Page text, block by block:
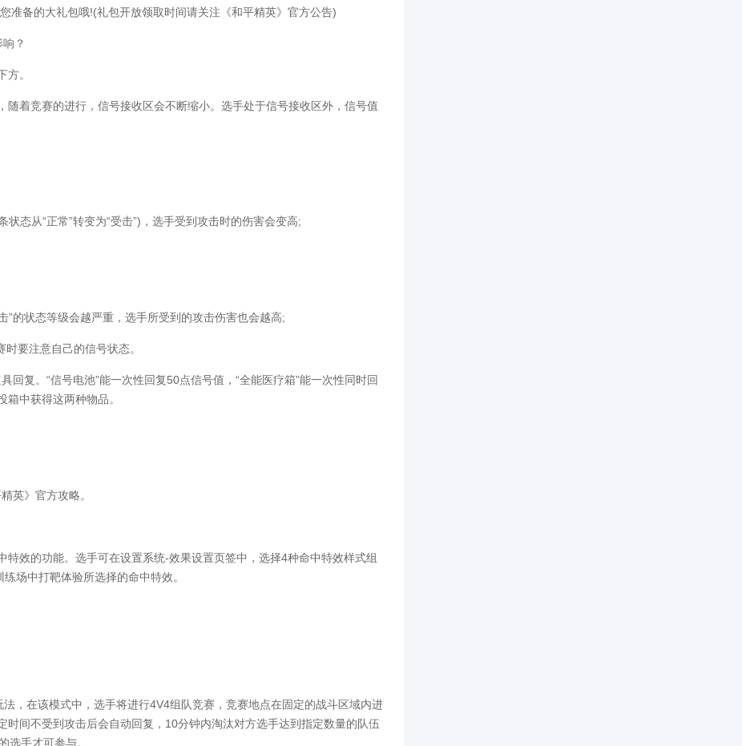
准备的大礼包哦!(礼包开放领取时间请关注《和平精英》官方公告)
？
。
着竞赛的进行，信号接收区会不断缩小。选手处于信号接收区外，信号值
态从“正常”转变为“受击”)，选手受到攻击时的伤害会变高;
的状态等级会越严重，选手所受到的攻击伤害也会越高;
要注意自己的信号状态。
复。“信号电池”能一次性回复50点信号值，“全能医疗箱”能一次性同时回
中获得这两种物品。
英》官方攻略。
效的功能。选手可在设置系统-效果设置页签中，选择4种命中特效样式组
场中打靶体验所选择的命中特效。
在该模式中，选手将进行4V4组队竞赛，竞赛地点在固定的战斗区域内进
间不受到攻击后会自动回复，10分钟内淘汰对方选手达到指定数量的队伍
选手才可参与。